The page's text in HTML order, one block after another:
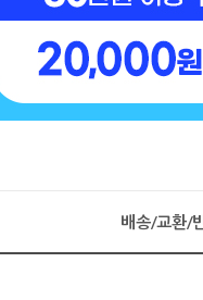
배송/교환/